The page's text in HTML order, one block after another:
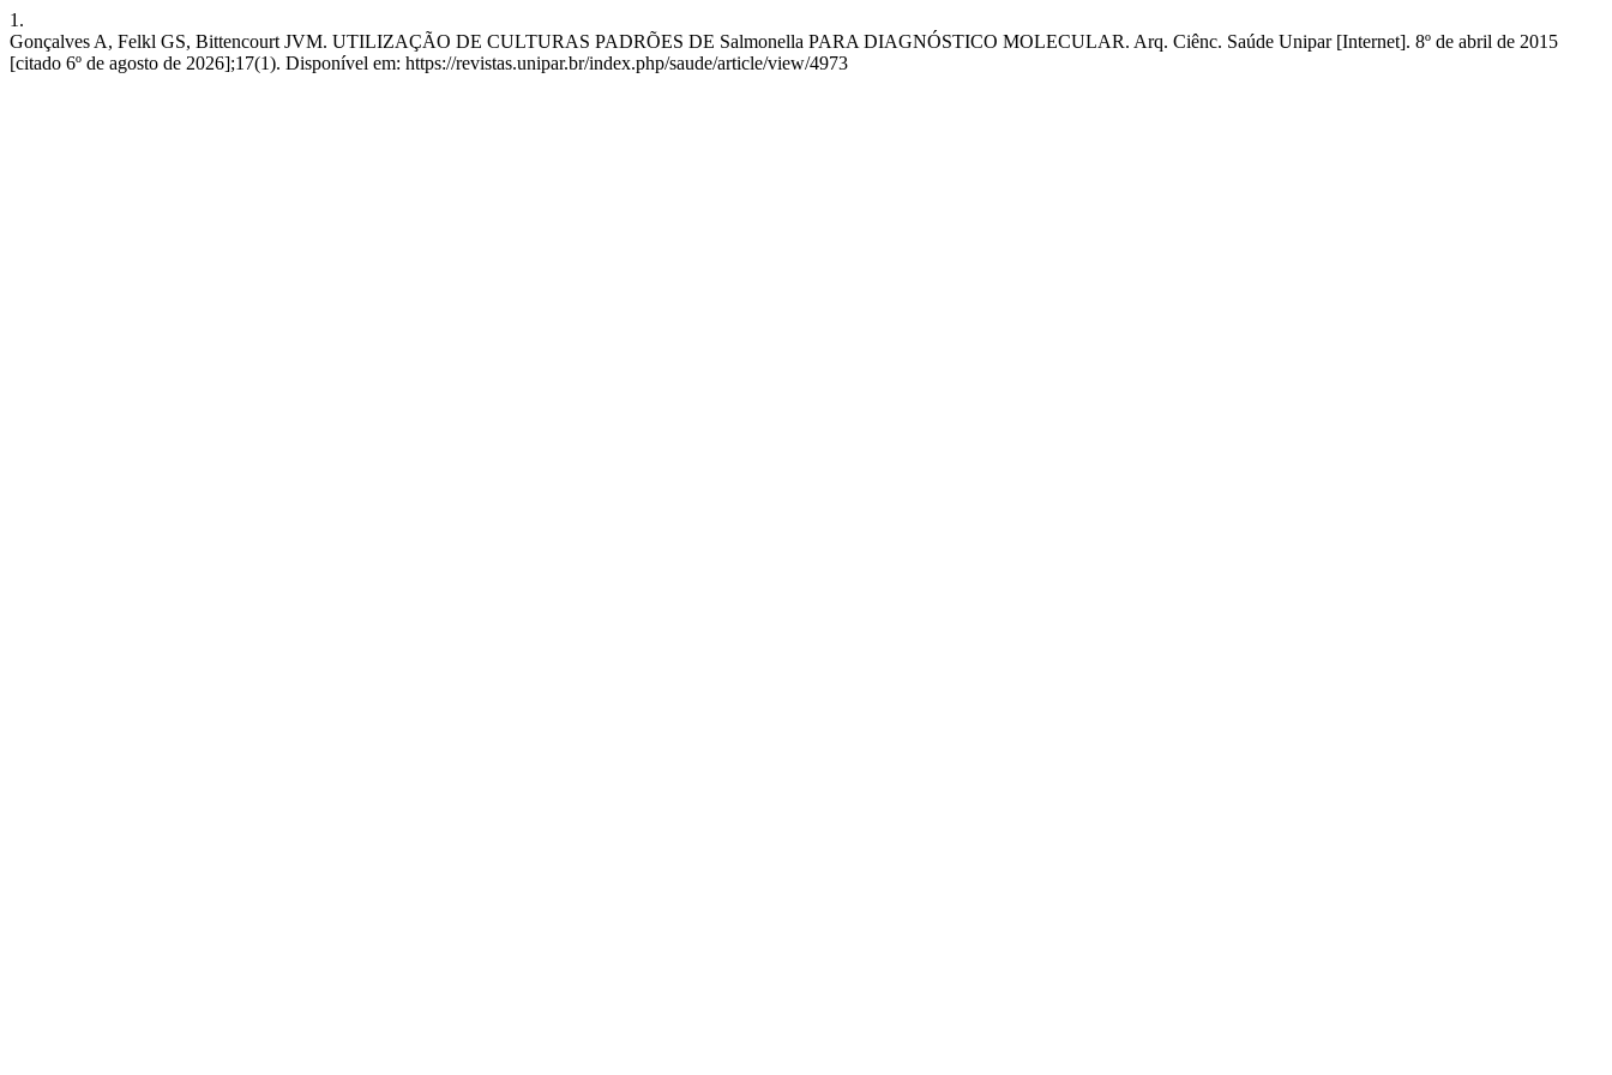
1.
Gonçalves A, Felkl GS, Bittencourt JVM. UTILIZAÇÃO DE CULTURAS PADRÕES DE Salmonella PARA DIAGNÓSTICO MOLECULAR. Arq. Ciênc. Saúde Unipar [Internet]. 8º de abril de 2015
[citado 6º de agosto de 2026];17(1). Disponível em: https://revistas.unipar.br/index.php/saude/article/view/4973